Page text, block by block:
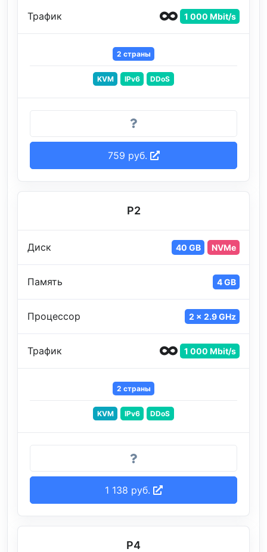
Трафик 1 000 Mbit/s
2 страны
KVM IPv6 DDoS
759 руб.
P2
Диск 40 GB NVMe
Память 4 GB
Процессор 2 x 2.9 GHz
Трафик 1 000 Mbit/s
2 страны
KVM IPv6 DDoS
1 138 руб.
P4